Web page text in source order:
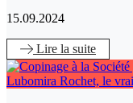
15.09.2024
Lire la suite